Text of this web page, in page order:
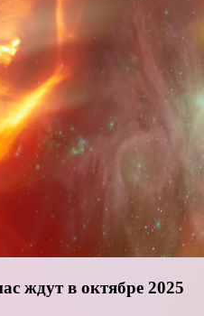
ждут в октябре 2025